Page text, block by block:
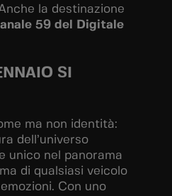
la destinazione
59 del Digitale
SI
ma non identità:
dell’universo
unico nel panorama
di qualsiasi veicolo
Con uno